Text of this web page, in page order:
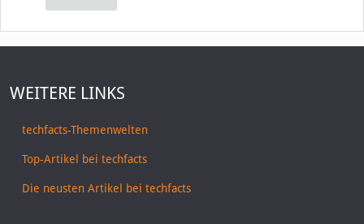
WEITERE LINKS
techfacts-Themenwelten
Top-Artikel bei techfacts
Die neusten Artikel bei techfacts